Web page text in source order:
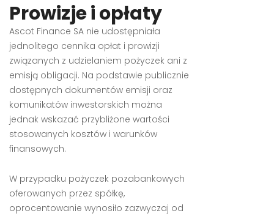
Prowizje i opłaty
Ascot Finance SA nie udostępniała
jednolitego cennika opłat i prowizji
związanych z udzielaniem pożyczek ani z
emisją obligacji. Na podstawie publicznie
dostępnych dokumentów emisji oraz
komunikatów inwestorskich można
jednak wskazać przybliżone wartości
stosowanych kosztów i warunków
finansowych.
W przypadku pożyczek pozabankowych
oferowanych przez spółkę,
oprocentowanie wynosiło zazwyczaj od